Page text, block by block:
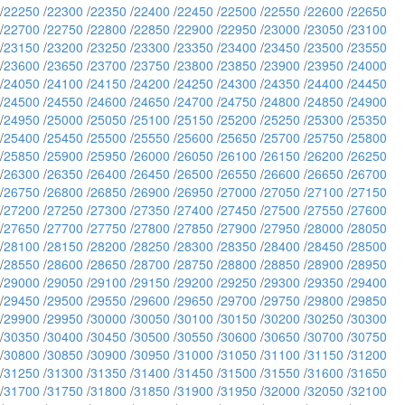
/22250 /22300 /22350 /22400 /22450 /22500 /22550 /22600 /22650
/22700 /22750 /22800 /22850 /22900 /22950 /23000 /23050 /23100
/23150 /23200 /23250 /23300 /23350 /23400 /23450 /23500 /23550
/23600 /23650 /23700 /23750 /23800 /23850 /23900 /23950 /24000
/24050 /24100 /24150 /24200 /24250 /24300 /24350 /24400 /24450
/24500 /24550 /24600 /24650 /24700 /24750 /24800 /24850 /24900
/24950 /25000 /25050 /25100 /25150 /25200 /25250 /25300 /25350
/25400 /25450 /25500 /25550 /25600 /25650 /25700 /25750 /25800
/25850 /25900 /25950 /26000 /26050 /26100 /26150 /26200 /26250
/26300 /26350 /26400 /26450 /26500 /26550 /26600 /26650 /26700
/26750 /26800 /26850 /26900 /26950 /27000 /27050 /27100 /27150
/27200 /27250 /27300 /27350 /27400 /27450 /27500 /27550 /27600
/27650 /27700 /27750 /27800 /27850 /27900 /27950 /28000 /28050
/28100 /28150 /28200 /28250 /28300 /28350 /28400 /28450 /28500
/28550 /28600 /28650 /28700 /28750 /28800 /28850 /28900 /28950
/29000 /29050 /29100 /29150 /29200 /29250 /29300 /29350 /29400
/29450 /29500 /29550 /29600 /29650 /29700 /29750 /29800 /29850
/29900 /29950 /30000 /30050 /30100 /30150 /30200 /30250 /30300
/30350 /30400 /30450 /30500 /30550 /30600 /30650 /30700 /30750
/30800 /30850 /30900 /30950 /31000 /31050 /31100 /31150 /31200
/31250 /31300 /31350 /31400 /31450 /31500 /31550 /31600 /31650
/31700 /31750 /31800 /31850 /31900 /31950 /32000 /32050 /32100